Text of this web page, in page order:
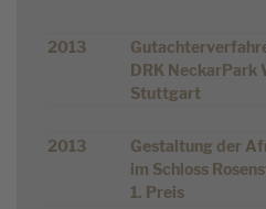
2013
DRK NeckarPark
Stuttgart
2013
Gestaltung der
im Schloss
1. Preis